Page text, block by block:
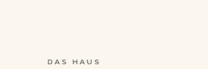
DAS HAUS